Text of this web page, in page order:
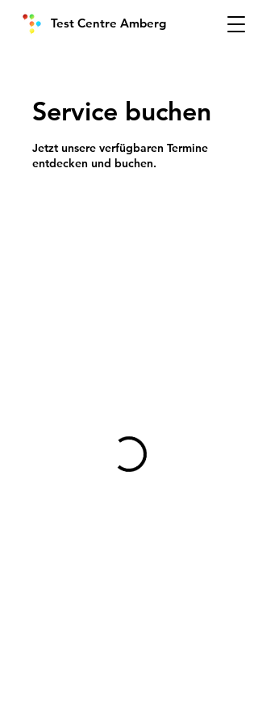
Test Centre Amberg
Service buchen
Jetzt unsere verfügbaren Termine
entdecken und buchen.